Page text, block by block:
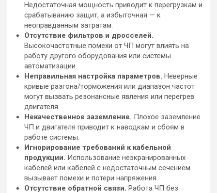
Недостаточная мощность приводит к перегрузкам и
срабатыванию защит, а избыточная — к
неоправданным затратам.
Отсутствие фильтров и дросселей.
Высокочастотные помехи от ЧП могут влиять на
работу другого оборудования или системы
автоматизации.
Неправильная настройка параметров. Неверные
кривые разгона/торможения или диапазон частот
могут вызвать резонансные явления или перегрев
двигателя.
Некачественное заземление. Плохое заземление
ЧП и двигателя приводит к наводкам и сбоям в
работе системы.
Игнорирование требований к кабельной
продукции. Использование неэкранированных
кабелей или кабелей с недостаточным сечением
вызывает помехи и потери напряжения.
Отсутствие обратной связи. Работа ЧП без